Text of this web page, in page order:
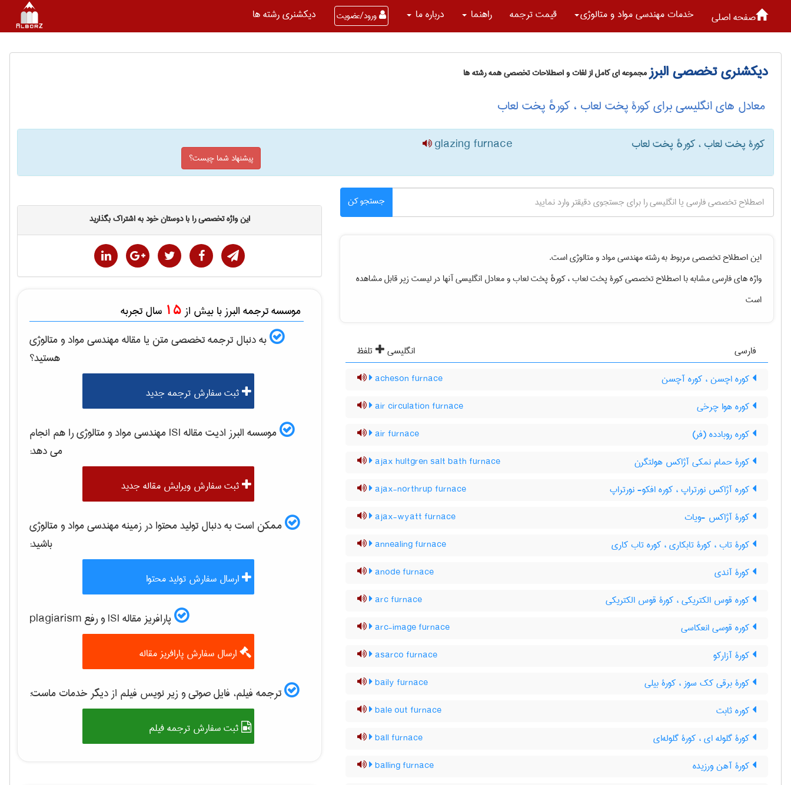
صفحه اصلی خدمات مهندسی مواد و متالوژی قیمت ترجمه راهنما درباره ما ورود/عضویت دیکشنری رشته ها
دیکشنری تخصصی البرزمجموعه ای کامل از لغات و اصطلاحات تخصصی همه رشته ها
معادل های انگلیسی برای کورۀ پخت لعاب ، کورهٔ پخت لعاب
کورۀ پخت لعاب ، کورهٔ پخت لعاب glazing furnace
پیشنهاد شما چیست؟
جستجو کن
این اصطلاح تخصصی مربوط به رشتهمهندسی مواد و متالوژیاست.
واژه های فارسی مشابه با اصطلاح تخصصیکورۀ پخت لعاب ، کورهٔ پخت لعابو معادل انگلیسی آنها در لیست زیر قابل مشاهده
است
فارسی انگلیسی
تلفظ
کوره اچسن ، کوره آچسن
acheson furnace
کوره هوا چرخی air circulation furnace
کوره روبادده (فر) air furnace
کورۀ حمام نمکی آژاکس هولتگرن ajax hultgren salt bath furnace
کوره آژاکس نورتراپ ، کوره افکو- نورتراپ ajax-northrup furnace
کورۀ آژاکس -ویات ajax-wyatt furnace
کورۀ تاب ، کورۀ تابکاری ، کوره تاب کاری annealing furnace
کورۀ آندی anode furnace
کوره قوس الکتریکی ، کورۀ قوس الکتریکی arc furnace
کوره قوسی انعکاسی arc-image furnace
کورۀ آزارکو asarco furnace
کورۀ برقی کک سوز ، کورۀ بیلی baily furnace
کوره ثابت bale out furnace
کورۀ گلوله ای ، کورۀ گلوله‌ای ball furnace
کورۀ آهن ورزیده balling furnace
این واژه تخصصی را با دوستان خود به اشتراک بگذارید
موسسه ترجمه البرز با بیش از 15 سال تجربه
به دنبال ترجمه تخصصی متن یا مقالهمهندسی مواد و متالوژی
هستید؟
ثبت سفارش ترجمه جدید
موسسه البرز ادیت مقاله ISI مهندسی مواد و متالوژیرا هم انجام
می دهد:
ثبت سفارش ویرایش مقاله جدید
ممکن است به دنبال تولید محتوا در زمینهمهندسی مواد و متالوژی
باشید:
ارسال سفارش تولید محتوا
پارافریز مقاله ISI و رفع plagiarism
ارسال سفارش پارافریز مقاله
ترجمه فیلم، فایل صوتی و زیر نویس فیلم از دیگر خدمات ماست:
ثبت سفارش ترجمه فیلم